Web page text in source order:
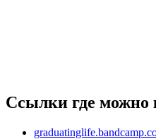
Ссылки где